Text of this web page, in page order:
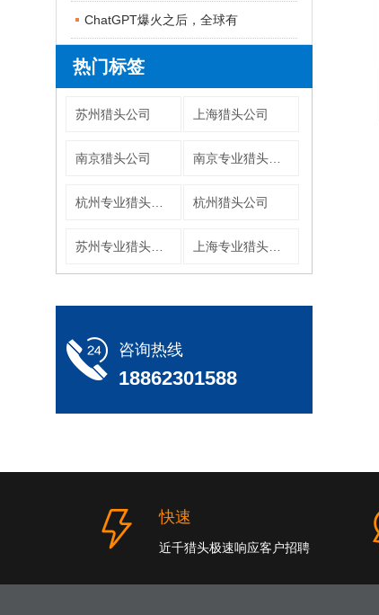
ChatGPT爆火之后，全球有
热门标签
苏州猎头公司 上海猎头公司
南京猎头公司
杭州猎头公司
咨询热线
18862301588
快速
近千猎头极速响应客户招聘